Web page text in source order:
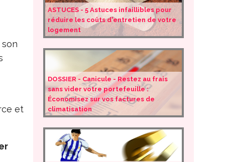
et
ASTUCES - 5 Astuces infaillibles pour
réduire les coûts d'entretien de votre
logement
DOSSIER - Canicule - Restez au frais
sans vider votre portefeuille :
Économisez sur vos factures de
climatisation